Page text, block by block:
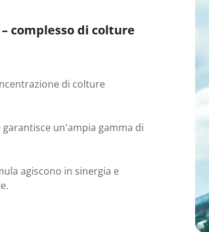
complesso di colture
di colture
un'ampia gamma di
agiscono in sinergia e